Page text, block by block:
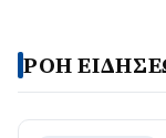
ΡΟΗ